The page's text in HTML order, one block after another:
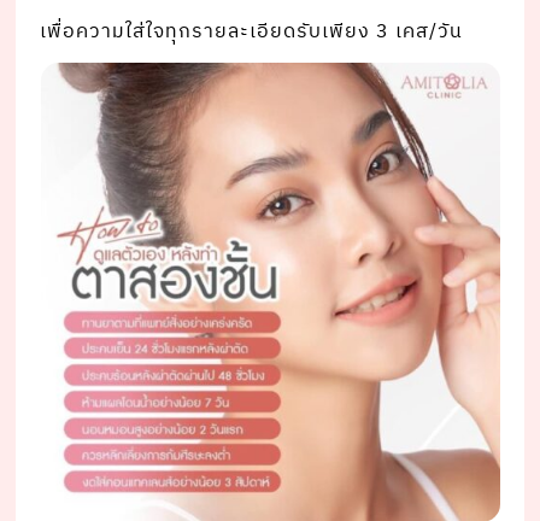
เพื่อความใส่ใจทุกรายละเอียดรับเพียง 3 เคส/วัน